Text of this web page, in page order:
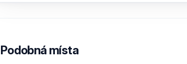
Podobná místa